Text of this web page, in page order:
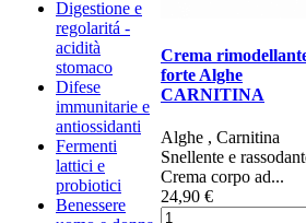
Digestione e
regolaritá -
acidità
stomaco
Difese
immunitarie e
antiossidanti
Fermenti
lattici e
probiotici
Benessere
Crema
forte Alghe
CARNITINA
Alghe , Carnitina
Snellente e
Crema corpo ad...
24,90 €